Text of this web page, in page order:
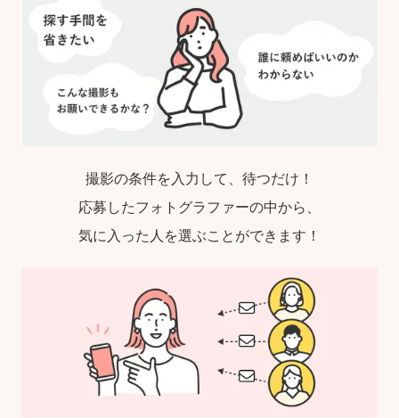
撮影の条件を入力して、待つだけ！
応募したフォトグラファーの中から、
気に入った人を選ぶことができます！